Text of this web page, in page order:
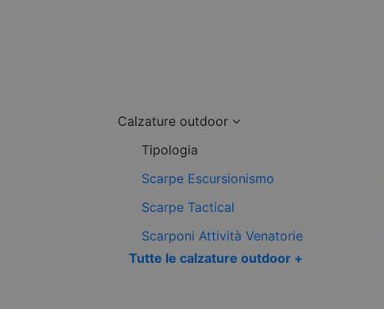
Calzature outdoor
Tipologia
Scarpe Escursionismo
Scarpe Tactical
Scarponi Attività Venatorie
Tutte le calzature outdoor +